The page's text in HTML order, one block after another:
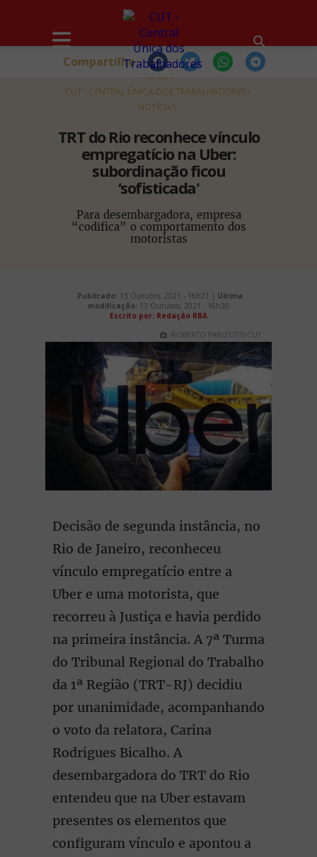
HOME
CUT - CENTRAL ÚNICA DOS TRABALHADORES
NOTÍCIAS
TRT do Rio reconhece vínculo
empregatício na Uber:
subordinação ficou
‘sofisticada'
Para desembargadora, empresa
“codifica” o comportamento dos
motoristas
Compartilhe
Publicado: 13 Outubro, 2021 - 16h21 | Última
modificação: 13 Outubro, 2021 - 16h30
Escrito por: Redação RBA
ROBERTO PARIZOTTI/CUT
Decisão de segunda instância, no
Rio de Janeiro, reconheceu
vínculo empregatício entre a
Uber e uma motorista, que
recorreu à Justiça e havia perdido
na primeira instância. A 7ª Turma
do Tribunal Regional do Trabalho
da 1ª Região (TRT-RJ) decidiu
por unanimidade, acompanhando
o voto da relatora, Carina
Rodrigues Bicalho. A
desembargadora do TRT do Rio
entendeu que na Uber estavam
presentes os elementos que
configuram vínculo e apontou a